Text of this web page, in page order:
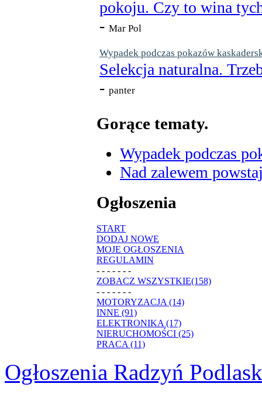
pokoju. Czy to wina
- Mar Pol
Wypadek podczas pokazów
Selekcja naturalna.
- panter
Gorące tematy.
Wypadek podczas
Nad zalewem
Ogłoszenia
START
DODAJ NOWE
MOJE OGŁOSZENIA
REGULAMIN
- - - - - - -
ZOBACZ WSZYSTKIE(158)
- - - - - - -
MOTORYZACJA (14)
INNE (91)
ELEKTRONIKA (17)
NIERUCHOMOŚCI (25)
PRACA (11)
Ogłoszenia Radzyń